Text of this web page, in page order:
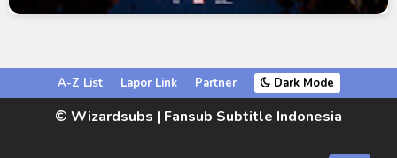
A-Z List Lapor Link Partner Dark Mode
© Wizardsubs | Fansub Subtitle Indonesia